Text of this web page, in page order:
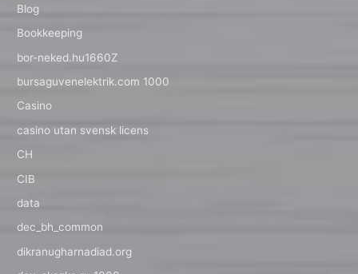
Blog
Bookkeeping
bor-neked.hu1660Z
bursaguvenelektrik.com 1000
Casino
casino utan svensk licens
CH
CIB
data
dec_bh_common
dikranugharnadiad.org